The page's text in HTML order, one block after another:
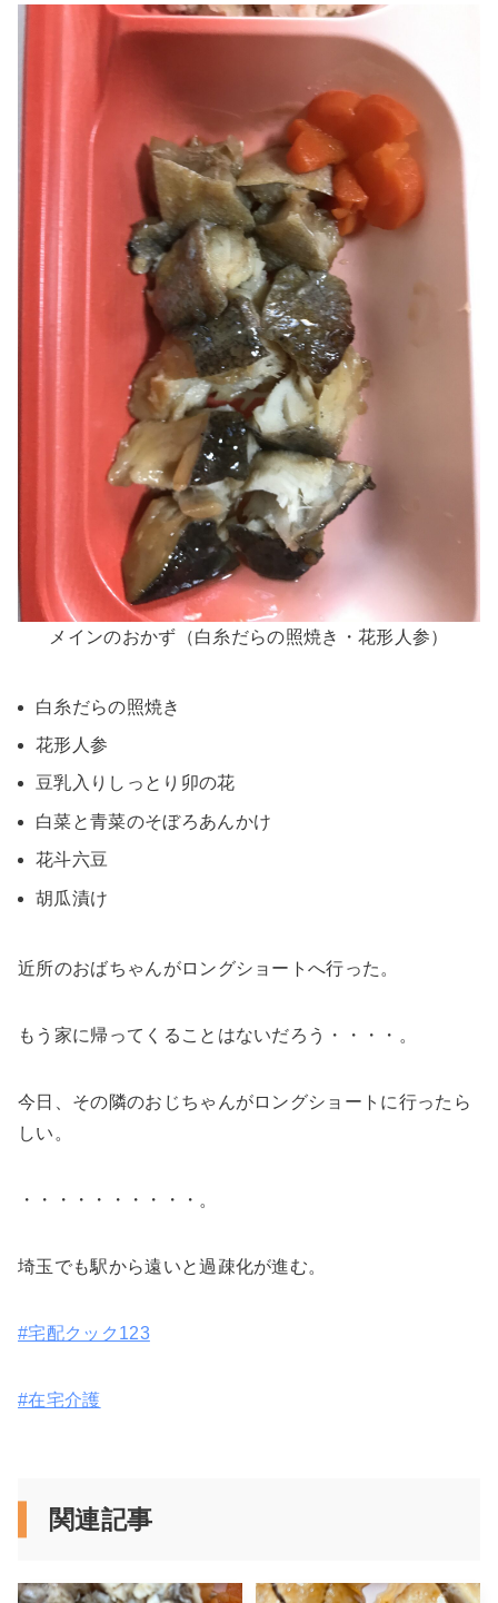
メインのおかず（白糸だらの照焼き・花形人参）
白糸だらの照焼き
花形人参
豆乳入りしっとり卯の花
白菜と青菜のそぼろあんかけ
花斗六豆
胡瓜漬け
近所のおばちゃんがロングショートへ行った。
もう家に帰ってくることはないだろう・・・・。
今日、その隣のおじちゃんがロングショートに行ったら
しい。
・・・・・・・・・・。
埼玉でも駅から遠いと過疎化が進む。
#宅配クック123
#在宅介護
関連記事